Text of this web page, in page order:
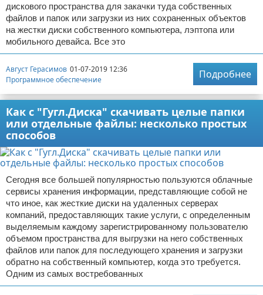
дискового пространства для закачки туда собственных
файлов и папок или загрузки из них сохраненных объектов
на жестки диски собственного компьютера, лэптопа или
мобильного девайса. Все это
Август Герасимов 01-07-2019 12:36
Программное обеспечение
Подробнее
Как с "Гугл.Диска" скачивать целые папки
или отдельные файлы: несколько простых
способов
Сегодня все большей популярностью пользуются облачные
сервисы хранения информации, представляющие собой не
что иное, как жесткие диски на удаленных серверах
компаний, предоставляющих такие услуги, с определенным
выделяемым каждому зарегистрированному пользователю
объемом пространства для выгрузки на него собственных
файлов или папок для последующего хранения и загрузки
обратно на собственный компьютер, когда это требуется.
Одним из самых востребованных